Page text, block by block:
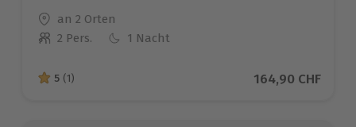
Standort
an 2 Orten
Anzahl der Teilnehmer
2 Pers. 1 Nacht
5 von 5 Sternen basierend auf 1 Bewertungen
5 (1) Aktueller Preis
164,90 CHF